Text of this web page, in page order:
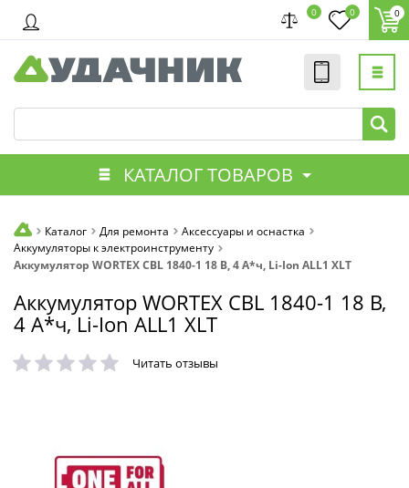
0 0 0
КАТАЛОГ ТОВАРОВ
Каталог Для ремонта
Аксессуары и оснастка
Аккумуляторы к электроинструменту
Аккумулятор WORTEX CBL 1840-1 18 В, 4 А*ч, Li-Ion ALL1 XLT
Аккумулятор WORTEX CBL 1840-1 18 В,
4 А*ч, Li-Ion ALL1 XLT
Читать отзывы